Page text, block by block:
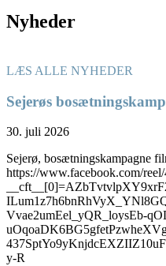
Nyheder
LÆS ALLE NYHEDER
Sejerøs
30. juli 2026
Sejerø, bosætningskampagne
https://www.facebook.com/
Vvae2umEel_yQR_loysEb-
y-R